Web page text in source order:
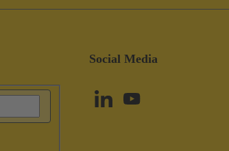
Social Media